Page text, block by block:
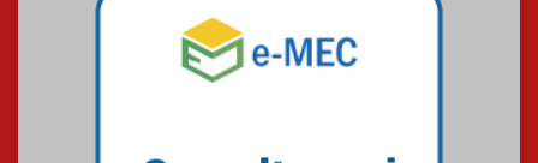
Mackenzie mobiliza campanha
solidária para apoiar famílias em
Minas Gerais